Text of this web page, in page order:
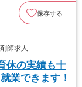
保存する
師求人
休の実績も十
業できます！